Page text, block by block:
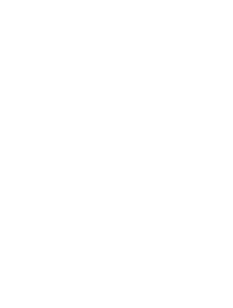
di aplikasi Akulaku bisa